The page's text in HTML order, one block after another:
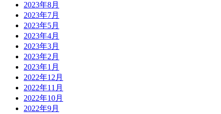
2023年8月
2023年7月
2023年5月
2023年4月
2023年3月
2023年2月
2023年1月
2022年12月
2022年11月
2022年10月
2022年9月